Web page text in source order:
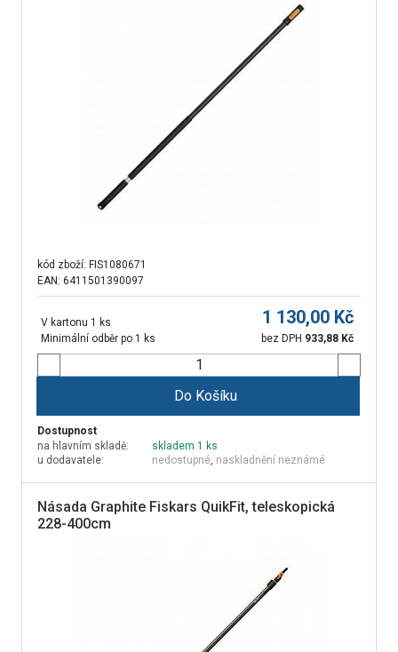
kód zboží: FIS1080671
EAN: 6411501390097
V kartonu 1 ks
Minimální odběr po 1 ks
1 130,00 Kč
bez DPH 933,88 Kč
Do Košíku
Dostupnost
na hlavním skladě:
skladem 1 ks
u dodavatele:
nedostupné, naskladnění neznámé
Násada Graphite Fiskars QuikFit, teleskopická
228-400cm